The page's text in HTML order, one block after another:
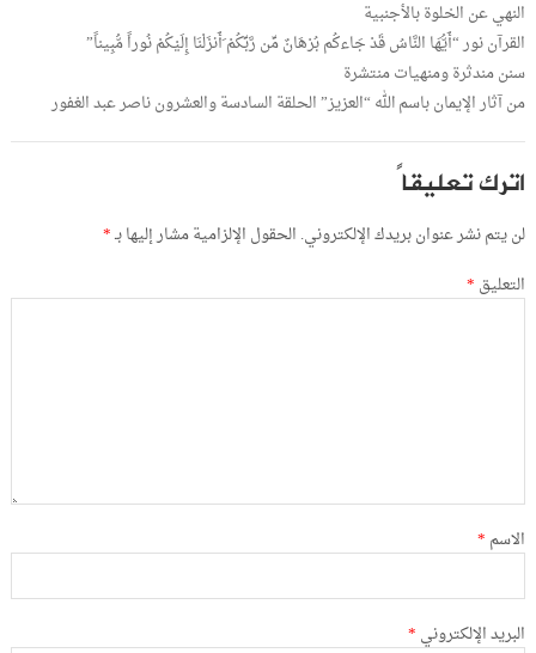
النهي عن الخلوة بالأجنبية
القرآن نور “أَيُّهَا النَّاسُ قَدْ جَاءكُم بُرْهَانٌ مِّن رَّبِّكُمْ َأَنزَلْنَا إِلَيْكُمْ نُوراً مُّبِيناً”
سنن مندثرة ومنهيات منتشرة
من آثار الإيمان باسم الله “العزيز” الحلقة السادسة والعشرون ناصر عبد الغفور
اترك تعليقاً
لن يتم نشر عنوان بريدك الإلكتروني. الحقول الإلزامية مشار إليها بـ*
التعليق *
الاسم *
البريد الإلكتروني *